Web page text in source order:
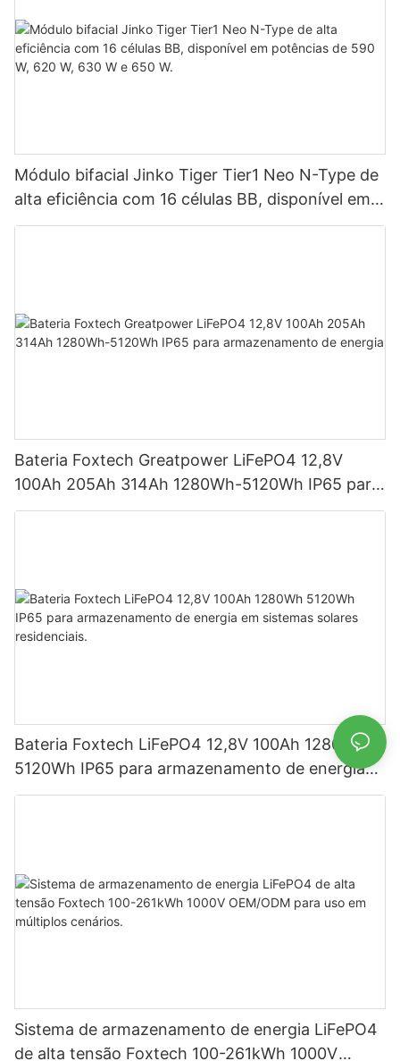
Módulo bifacial Jinko Tiger Tier1 Neo N-Type de
alta eficiência com 16 células BB, disponível em
potências de 590 W, 620 W, 630 W e 650 W.
Bateria Foxtech Greatpower LiFePO4 12,8V
100Ah 205Ah 314Ah 1280Wh-5120Wh IP65 para
armazenamento de energia
Bateria Foxtech LiFePO4 12,8V 100Ah 1280Wh
5120Wh IP65 para armazenamento de energia
em sistemas solares residenciais.
Sistema de armazenamento de energia LiFePO4
de alta tensão Foxtech 100-261kWh 1000V